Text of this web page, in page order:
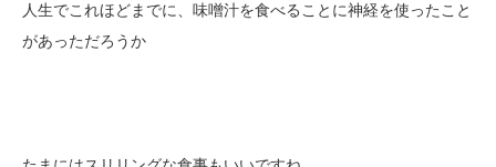
人生でこれほどまでに、味噌汁を食べることに神経を使ったこと
があっただろうか